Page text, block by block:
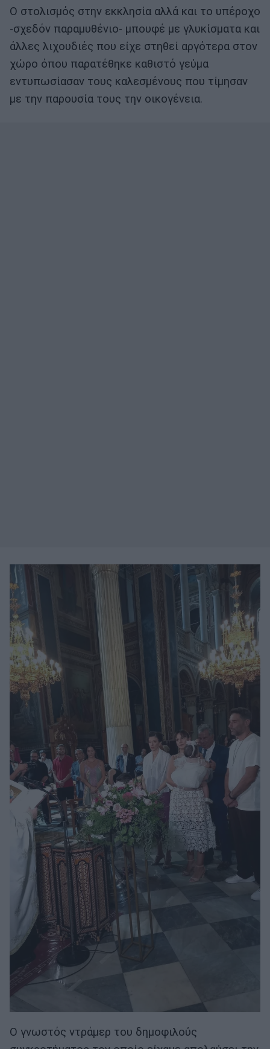
Ο στολισμός στην εκκλησία αλλά και το υπέροχο
-σχεδόν παραμυθένιο- μπουφέ με γλυκίσματα και
άλλες λιχουδιές που είχε στηθεί αργότερα στον
χώρο όπου παρατέθηκε καθιστό γεύμα
εντυπωσίασαν τους καλεσμένους που τίμησαν
με την παρουσία τους την οικογένεια.
Ο γνωστός ντράμερ του δημοφιλούς